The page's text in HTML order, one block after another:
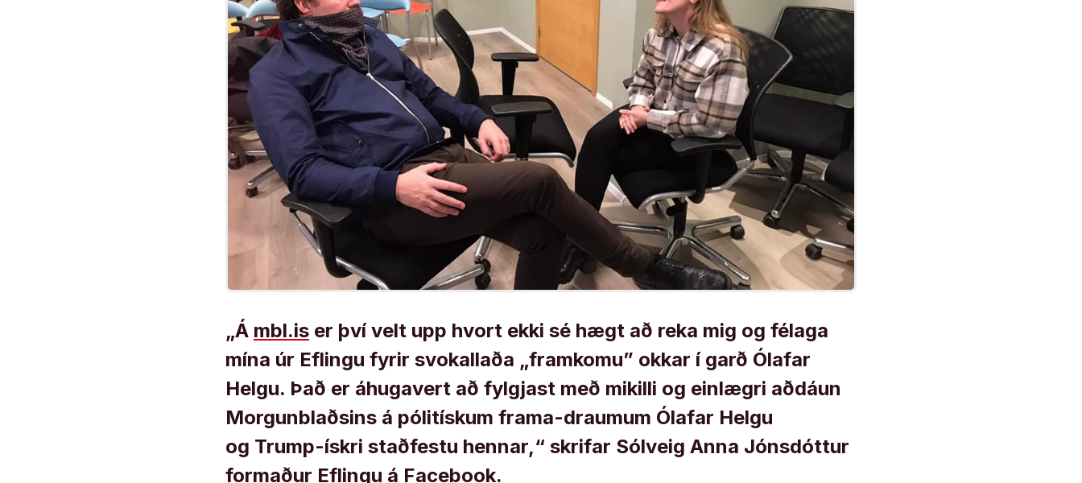
„Á mbl.is er því velt upp hvort ekki sé hægt að reka mig og félaga
mína úr Eflingu fyrir svokallaða „framkomu” okkar í garð Ólafar
Helgu. Það er áhugavert að fylgjast með mikilli og einlægri aðdáun
Morgunblaðsins á pólitískum frama-draumum Ólafar Helgu
og Trump-ískri staðfestu hennar,“ skrifar Sólveig Anna Jónsdóttur
formaður Eflingu á Facebook.